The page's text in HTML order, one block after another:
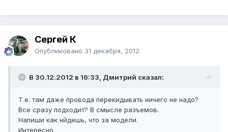
Сергей К
Опубликовано 31 декабря, 2012
В 30.12.2012 в 16:33, Дмитрий сказал:
Т.е. там даже провода перекидывать ничего не надо?
Все сразу подходит? В смысле разъемов.
Напиши как нйдешь, что за модели.
Интересно